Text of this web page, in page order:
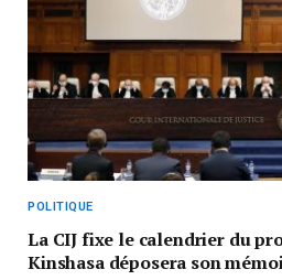
POLITIQUE
La CIJ fixe le calendrier du
Kinshasa déposera son